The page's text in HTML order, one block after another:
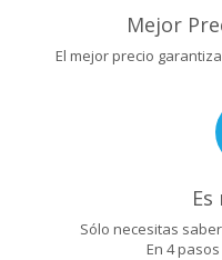
Mejor
El mejor precio
Sólo necesitas
En 4